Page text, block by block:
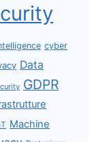
cyber
Data
GDPR
Machine